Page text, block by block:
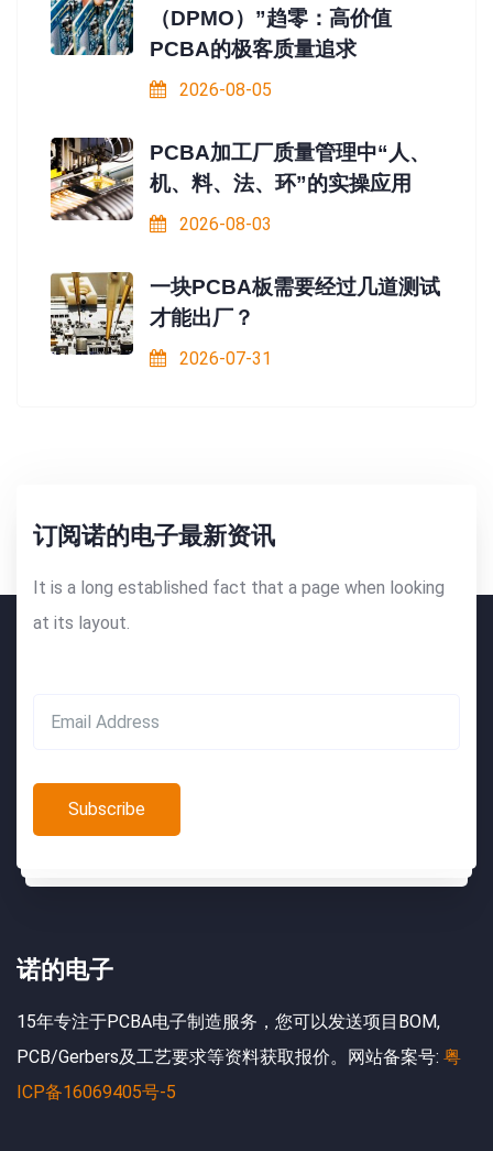
（DPMO）”趋零：高价值
PCBA的极客质量追求
2026-08-05
PCBA加工厂质量管理中“人、
机、料、法、环”的实操应用
2026-08-03
一块PCBA板需要经过几道测试
才能出厂？
2026-07-31
订阅诺的电子最新资讯
It is a long established fact that a page when looking
at its layout.
诺的电子
15年专注于PCBA电子制造服务，您可以发送项目BOM,
PCB/Gerbers及工艺要求等资料获取报价。网站备案号: 粤
ICP备16069405号-5